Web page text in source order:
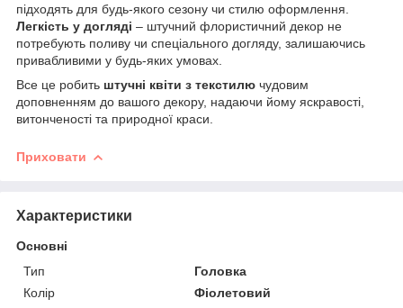
підходять для будь-якого сезону чи стилю оформлення.
Легкість у догляді – штучний флористичний декор не
потребують поливу чи спеціального догляду, залишаючись
привабливими у будь-яких умовах.
Все це робить штучні квіти з текстилю чудовим
доповненням до вашого декору, надаючи йому яскравості,
витонченості та природної краси.
Приховати
Характеристики
Основні
Тип
Головка
Колір
Фіолетовий